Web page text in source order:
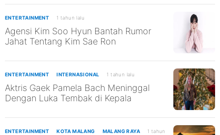
ENTERTAINMENT 1 tahun lalu
Agensi Kim Soo Hyun Bantah Rumor
Jahat Tentang Kim Sae Ron
ENTERTAINMENT INTERNASIONAL 1 tahun lalu
Aktris Gaek Pamela Bach Meninggal
Dengan Luka Tembak di Kepala
ENTERTAINMENT KOTA MALANG MALANG RAYA
1 tahun